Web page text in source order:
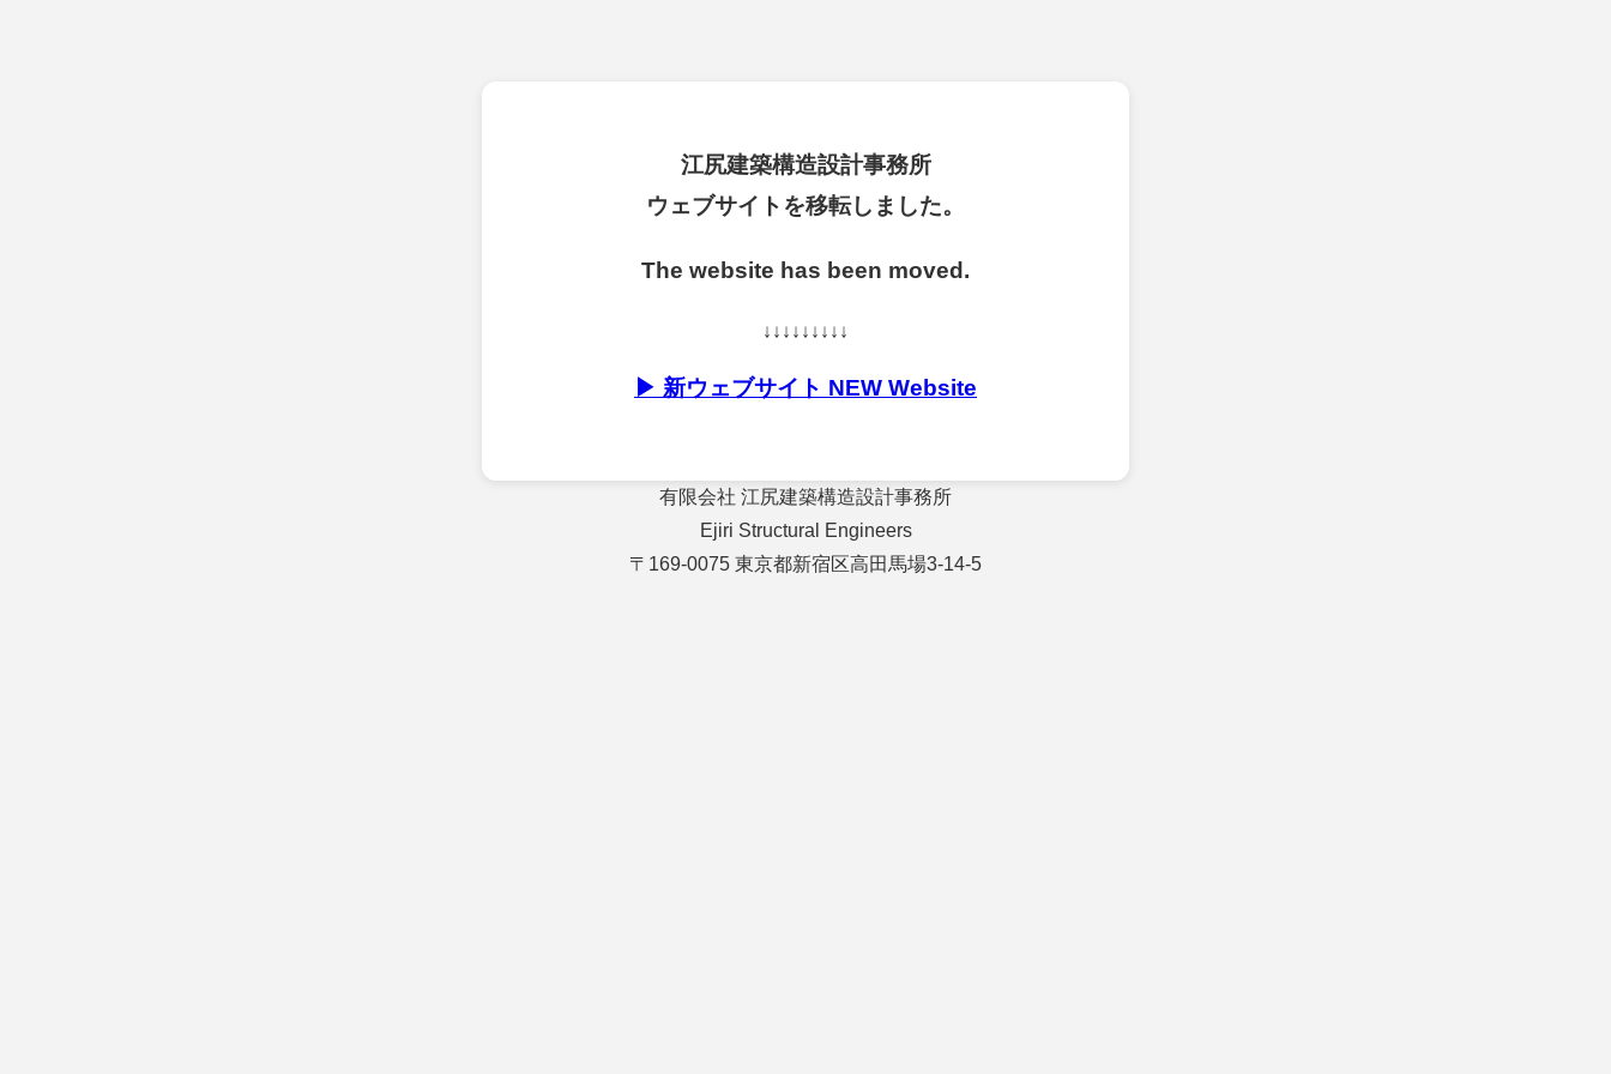
江尻建築構造設計事務所
ウェブサイトを移転しました。
The website has been moved.
↓↓↓↓↓↓↓↓↓
▶ 新ウェブサイト NEW Website
有限会社 江尻建築構造設計事務所
Ejiri Structural Engineers
〒169-0075 東京都新宿区高田馬場3-14-5